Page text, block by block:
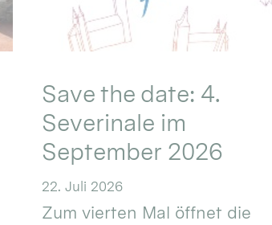
Save the date: 4.
Severinale im
September 2026
22. Juli 2026
Zum vierten Mal öffnet die